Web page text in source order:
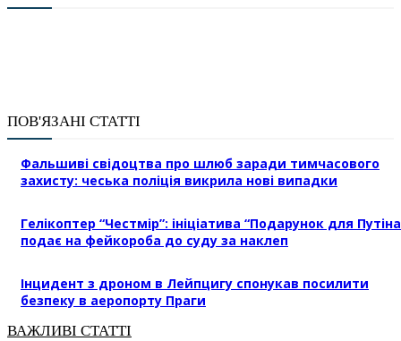
ПОВ'ЯЗАНІ СТАТТІ
Фальшиві свідоцтва про шлюб заради тимчасового
захисту: чеська поліція викрила нові випадки
Гелікоптер “Честмір”: ініціатива “Подарунок для
подає на фейкороба до суду за наклеп
Інцидент з дроном в Лейпцигу спонукав посилити
безпеку в аеропорту Праги
ВАЖЛИВІ СТАТТІ